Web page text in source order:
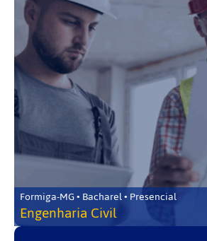
Formiga-MG • Bacharel • Presencial
Engenharia Civil